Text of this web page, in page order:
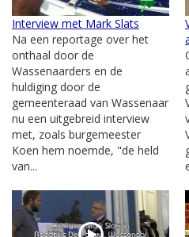
Interview met Mark Slats
Na een reportage over het
onthaal door de
Wassenaarders en de
huldiging door de
gemeenteraad van Wassenaar
nu een uitgebreid interview
met, zoals burgemeester
Koen hem noemde, "de held
van...